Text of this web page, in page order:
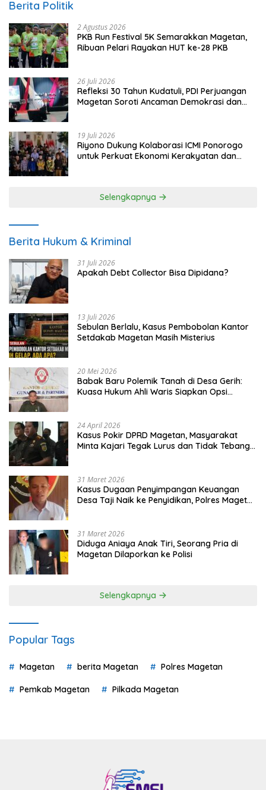
Berita Politik
2 Agustus 2026
PKB Run Festival 5K Semarakkan Magetan,
Ribuan Pelari Rayakan HUT ke-28 PKB
26 Juli 2026
Refleksi 30 Tahun Kudatuli, PDI Perjuangan
Magetan Soroti Ancaman Demokrasi dan
19 Juli 2026
Riyono Dukung Kolaborasi ICMI Ponorogo
untuk Perkuat Ekonomi Kerakyatan dan
Selengkapnya
Berita Hukum & Kriminal
31 Juli 2026
Apakah Debt Collector Bisa Dipidana?
13 Juli 2026
Sebulan Berlalu, Kasus Pembobolan Kantor
Setdakab Magetan Masih Misterius
20 Mei 2026
Babak Baru Polemik Tanah di Desa Gerih:
Kuasa Hukum Ahli Waris Siapkan Opsi
24 April 2026
Kasus Pokir DPRD Magetan, Masyarakat
Minta Kajari Tegak Lurus dan Tidak Tebang
31 Maret 2026
Kasus Dugaan Penyimpangan Keuangan
Desa Taji Naik ke Penyidikan, Polres Magetan
31 Maret 2026
Diduga Aniaya Anak Tiri, Seorang Pria di
Magetan Dilaporkan ke Polisi
Selengkapnya
Popular Tags
Magetan berita Magetan Polres Magetan
Pemkab Magetan Pilkada Magetan